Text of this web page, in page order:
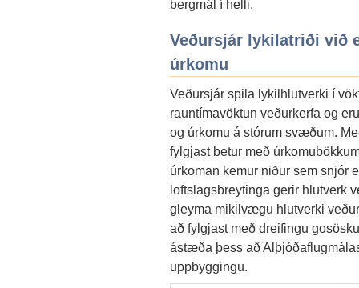
bergmál í helli.
Veðursjár lykilatriði við
úrkomu
Veðursjár spila lykilhlutverki í
rauntímavöktun veðurkerfa og
og úrkomu á stórum svæðum.
fylgjast betur með
úrkoman kemur niður sem snjór
loftslagsbreytinga gerir hlutverk
gleyma mikilvægu hlutverki
að fylgjast með dreifingu
ástæða þess að
uppbyggingu.